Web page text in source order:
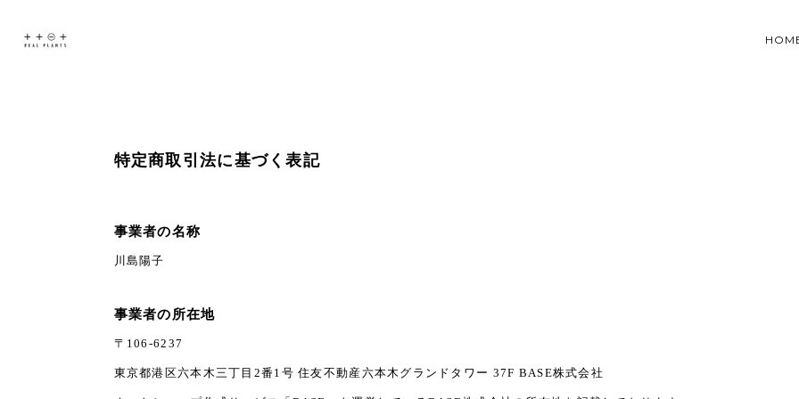
特定商取引法に基づく表記
事業者の名称
川島陽子
事業者の所在地
〒106-6237
東京都港区六本木三丁目2番1号 住友不動産六本木グランドタワー 37F BASE株式会社